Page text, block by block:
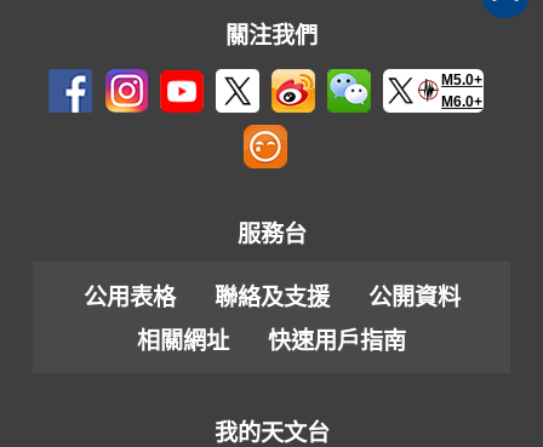
關注我們
M5.0+
M6.0+
服務台
公用表格 聯絡及支援
公開資料
相關網址
快速用戶指南
我的天文台